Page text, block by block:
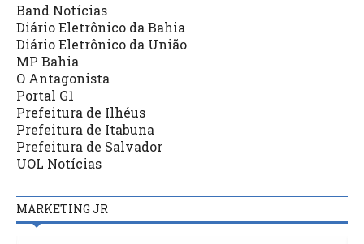
Band Notícias
Diário Eletrônico da Bahia
Diário Eletrônico da União
MP Bahia
O Antagonista
Portal G1
Prefeitura de Ilhéus
Prefeitura de Itabuna
Prefeitura de Salvador
UOL Notícias
MARKETING JR